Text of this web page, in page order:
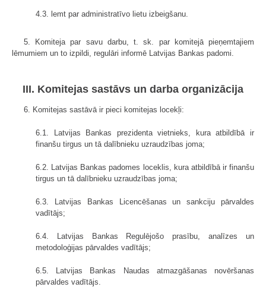
4.3. lemt par administratīvo lietu izbeigšanu.
5. Komiteja par savu darbu, t. sk. par komitejā pieņemtajiem
lēmumiem un to izpildi, regulāri informē Latvijas Bankas padomi.
III. Komitejas sastāvs un darba organizācija
6. Komitejas sastāvā ir pieci komitejas locekļi:
6.1. Latvijas Bankas prezidenta vietnieks, kura atbildībā ir
finanšu tirgus un tā dalībnieku uzraudzības joma;
6.2. Latvijas Bankas padomes loceklis, kura atbildībā ir finanšu
tirgus un tā dalībnieku uzraudzības joma;
6.3. Latvijas Bankas Licencēšanas un sankciju pārvaldes
vadītājs;
6.4. Latvijas Bankas Regulējošo prasību, analīzes un
metodoloģijas pārvaldes vadītājs;
6.5. Latvijas Bankas Naudas atmazgāšanas novēršanas
pārvaldes vadītājs.